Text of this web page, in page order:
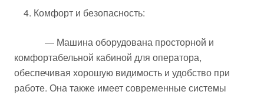
4. Комфорт и безопасность:
— Машина оборудована просторной и
комфортабельной кабиной для оператора,
обеспечивая хорошую видимость и удобство при
работе. Она также имеет современные системы